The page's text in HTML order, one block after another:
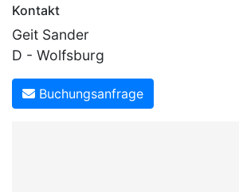
Kontakt
Geit Sander
D - Wolfsburg
Buchungsanfrage